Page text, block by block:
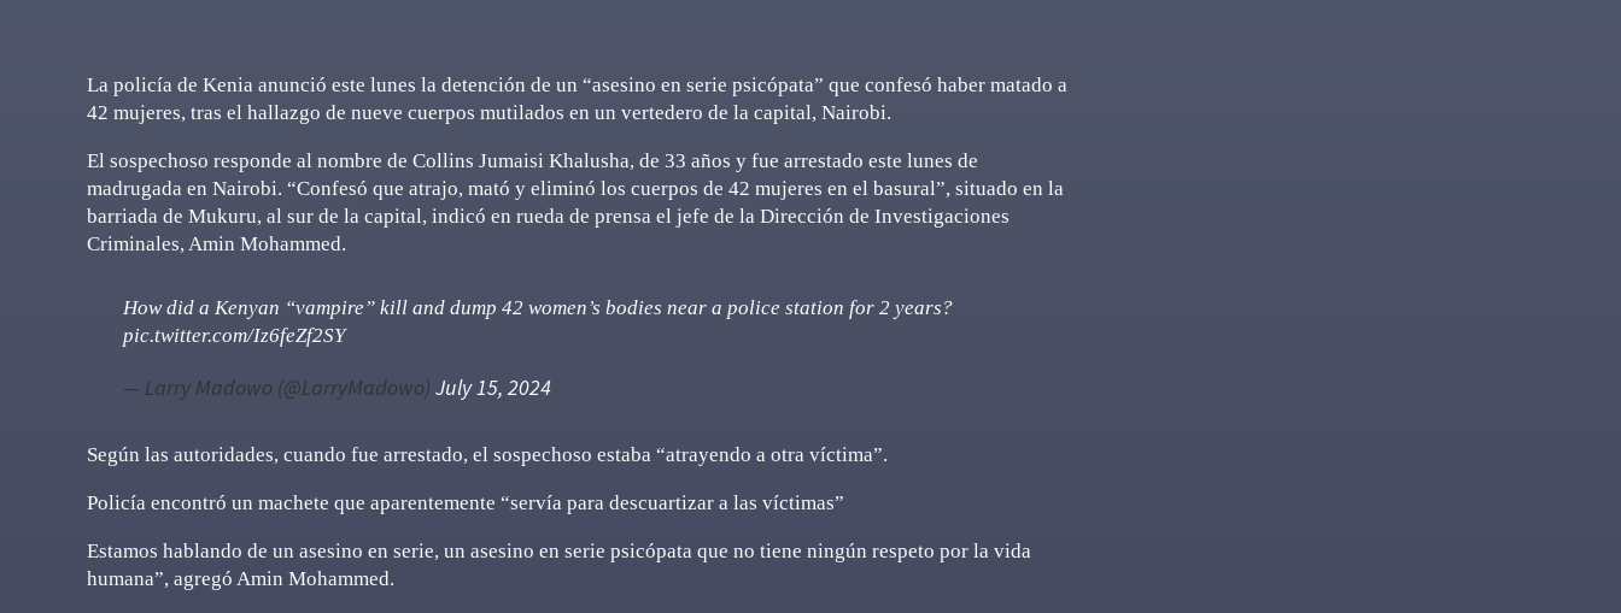
La policía de Kenia anunció este lunes la detención de un “asesino en serie psicópata” que confesó haber matado a
42 mujeres, tras el hallazgo de nueve cuerpos mutilados en un vertedero de la capital, Nairobi.
El sospechoso responde al nombre de Collins Jumaisi Khalusha, de 33 años y fue arrestado este lunes de
madrugada en Nairobi. “Confesó que atrajo, mató y eliminó los cuerpos de 42 mujeres en el basural”, situado en la
barriada de Mukuru, al sur de la capital, indicó en rueda de prensa el jefe de la Dirección de Investigaciones
Criminales, Amin Mohammed.
How did a Kenyan “vampire” kill and dump 42 women’s bodies near a police station for 2 years?
pic.twitter.com/Iz6feZf2SY
— Larry Madowo (@LarryMadowo) July 15, 2024
Según las autoridades, cuando fue arrestado, el sospechoso estaba “atrayendo a otra víctima”.
Policía encontró un machete que aparentemente “servía para descuartizar a las víctimas”
Estamos hablando de un asesino en serie, un asesino en serie psicópata que no tiene ningún respeto por la vida
humana”, agregó Amin Mohammed.